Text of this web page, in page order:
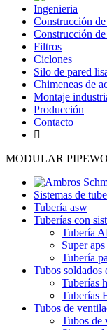
Ingenieria
Construcción
Construcción
Filtros
Ciclones
Silo de pared
Chimeneas de
Montaje
Producción
Contacto
MODULAR
Sistemas de
Tubería asw
Tuberías con
Tubería
Super aps
Tubería
Tubos soldados
Tuberías
Tuberías
Tubos de
Tubos de